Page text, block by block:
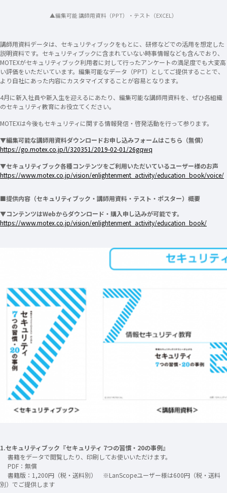
▲編集可能 講師用資料（PPT）・テスト（EXCEL）
講師用資料データは、セキュリティブックをもとに、研修などでの活用を想定した
説明資料です。セキュリティブックに含まれていない時事情報なども含んでおり、
MOTEXがセキュリティブック利用者に対して行ったアンケートの満足度でも大変高
い評価をいただいています。編集可能なデータ（PPT）としてご提供することで、
より自社にあった内容にカスタマイズすることが容易となります。
4月に新入社員や新入生を迎えるにあたり、編集可能な講師用資料を、ぜひ各組織
のセキュリティ教育にお役立てください。
MOTEXは今後もセキュリティに関する情報発信・啓発活動を行って参ります。
▼編集可能な講師用資料ダウンロードお申し込みフォームはこちら（無償）
https://go.motex.co.jp/l/320351/2019-02-01/26gqwq
▼セキュリティブック各種コンテンツをご利用いただいているユーザー様のお声
https://www.motex.co.jp/vision/enlightenment_activity/education_book/voice/
■提供内容（セキュリティブック・講師用資料・テスト・ポスター）概要
▼コンテンツはWebからダウンロード・購入申し込みが可能です。
https://www.motex.co.jp/vision/enlightenment_activity/education_book/
1.セキュリティブック『セキュリティ 7つの習慣・20の事例』
書籍をデータで閲覧したり、印刷してお使いいただけます。
PDF：無償
書籍版：1,200円（税・送料別） ※LanScopeユーザー様は600円（税・送料
別）でご提供します